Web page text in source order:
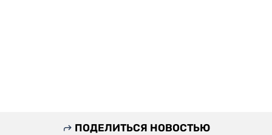
ПОДЕЛИТЬСЯ НОВОСТЬЮ